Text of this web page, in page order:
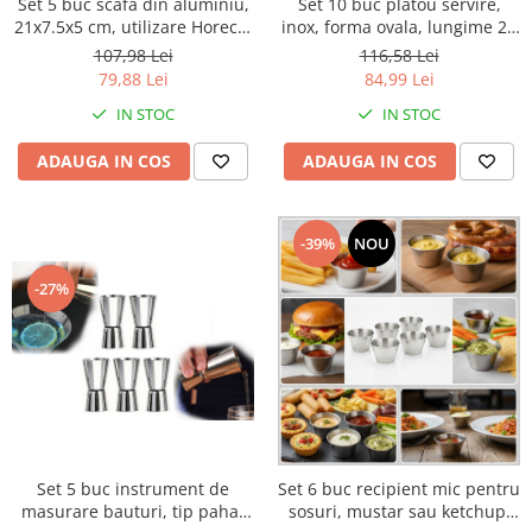
Set 5 buc scafa din aluminiu,
21x7.5x5 cm, utilizare Horeca,
pentru baruri, restaurante,
cafenele, terase, hoteluri sau
107,98 Lei
79,88 Lei
IN STOC
ADAUGA IN COS
Set 10 buc platou servire,
inox, forma ovala, lungime 22
cm, inaltime 4 cm, accesoriu
Horeca, restaurante, cafenele,
evenimente
116,58 Lei
84,99 Lei
IN STOC
ADAUGA IN COS
-27%
Set 5 buc instrument de
masurare bauturi, tip pahar
-39% NOU
Set 6 buc recipient mic pentru
sosuri, mustar sau ketchup,